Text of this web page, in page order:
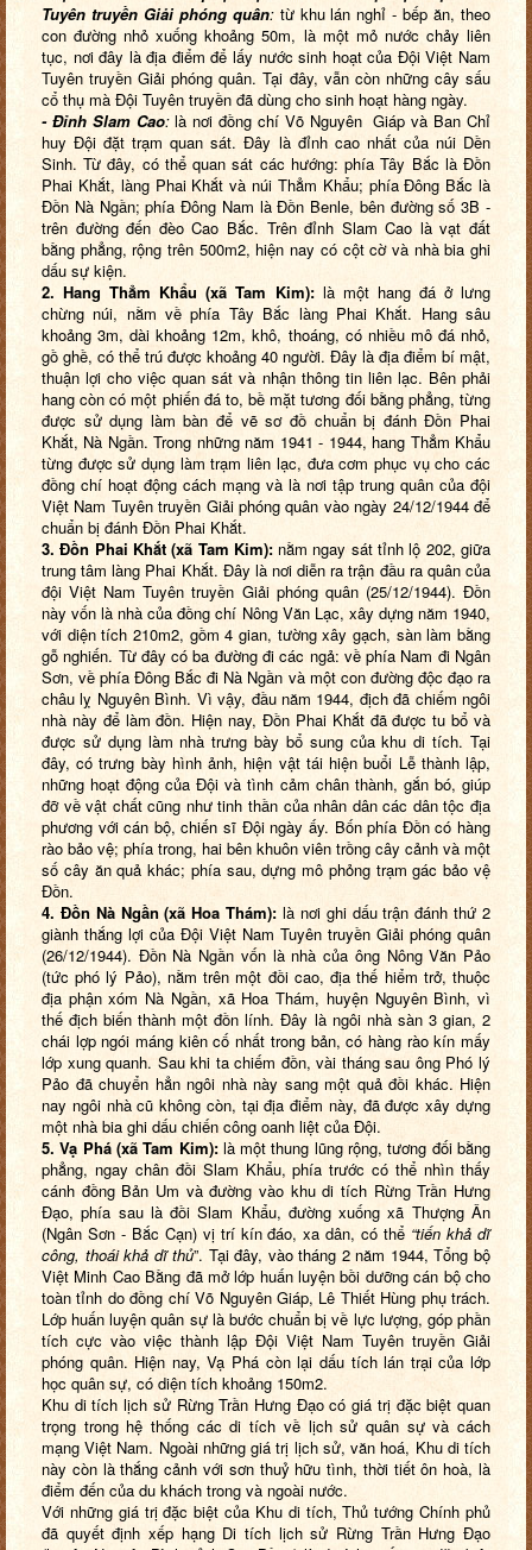
Tuyên truyền Giải phóng quân:từ khu lán nghỉ - bếp ăn, theo
con đường nhỏ xuống khoảng 50m, là một mỏ nước chảy liên
tục, nơi đây là địa điểm để lấy nước sinh hoạt của Đội Việt Nam
Tuyên truyền Giải phóng quân. Tại đây, vẫn còn những cây sấu
cổ thụ mà Đội Tuyên truyền đã dùng cho sinh hoạt hàng ngày.
- Đỉnh Slam Cao:là nơi đồng chí Võ Nguyên Giáp và Ban Chỉ
huy Đội đặt trạm quan sát. Đây là đỉnh cao nhất của núi Dền
Sinh. Từ đây, có thể quan sát các hướng: phía Tây Bắc là Đồn
Phai Khắt, làng Phai Khắt và núi Thẳm Khẩu; phía Đông Bắc là
Đồn Nà Ngần; phía Đông Nam là Đồn Benle, bên đường số 3B -
trên đường đến đèo Cao Bắc. Trên đỉnh Slam Cao là vạt đất
bằng phẳng, rộng trên 500m2, hiện nay có cột cờ và nhà bia ghi
dấu sự kiện.
2.Hang Thẳm Khẩu (xã Tam Kim): là một hang đá ở lưng
chừng núi, nằm về phía Tây Bắc làng Phai Khắt. Hang sâu
khoảng 3m, dài khoảng 12m, khô, thoáng, có nhiều mô đá nhỏ,
gồ ghề, có thể trú được khoảng 40 người. Đây là địa điểm bí mật,
thuận lợi cho việc quan sát và nhận thông tin liên lạc. Bên phải
hang còn có một phiến đá to, bề mặt tương đối bằng phẳng, từng
được sử dụng làm bàn để vẽ sơ đồ chuẩn bị đánh Đồn Phai
Khắt, Nà Ngần. Trong những năm 1941 - 1944, hang Thẳm Khẩu
từng được sử dụng làm trạm liên lạc, đưa cơm phục vụ cho các
đồng chí hoạt động cách mạng và là nơi tập trung quân của đội
Việt Nam Tuyên truyền Giải phóng quân vào ngày 24/12/1944 để
chuẩn bị đánh Đồn Phai Khắt.
3. Đồn Phai Khắt (xã Tam Kim):nằm ngay sát tỉnh lộ 202, giữa
trung tâm làng Phai Khắt. Đây là nơi diễn ra trận đầu ra quân của
đội Việt Nam Tuyên truyền Giải phóng quân (25/12/1944). Đồn
này vốn là nhà của đồng chí Nông Văn Lạc, xây dựng năm 1940,
với diện tích 210m2, gồm 4 gian, tường xây gạch, sàn làm bằng
gỗ nghiến. Từ đây có ba đường đi các ngả: về phía Nam đi Ngân
Sơn, về phía Đông Bắc đi Nà Ngần và một con đường độc đạo ra
châu lỵ Nguyên Bình. Vì vậy, đầu năm 1944, địch đã chiếm ngôi
nhà này để làm đồn. Hiện nay, Đồn Phai Khắt đã được tu bổ và
được sử dụng làm nhà trưng bày bổ sung của khu di tích. Tại
đây, có trưng bày hình ảnh, hiện vật tái hiện buổi Lễ thành lập,
những hoạt động của Đội và tình cảm chân thành, gắn bó, giúp
đỡ về vật chất cũng như tinh thần của nhân dân các dân tộc địa
phương với cán bộ, chiến sĩ Đội ngày ấy. Bốn phía Đồn có hàng
rào bảo vệ; phía trong, hai bên khuôn viên trồng cây cảnh và một
số cây ăn quả khác; phía sau, dựng mô phỏng trạm gác bảo vệ
Đồn.
4. Đồn Nà Ngần (xã Hoa Thám): là nơi ghi dấu trận đánh thứ 2
giành thắng lợi của Đội Việt Nam Tuyên truyền Giải phóng quân
(26/12/1944). Đồn Nà Ngần vốn là nhà của ông Nông Văn Pảo
(tức phó lý Pảo), nằm trên một đồi cao, địa thế hiểm trở, thuộc
địa phận xóm Nà Ngần, xã Hoa Thám, huyện Nguyên Bình, vì
thế địch biến thành một đồn lính. Đây là ngôi nhà sàn 3 gian, 2
chái lợp ngói máng kiên cố nhất trong bản, có hàng rào kín mấy
lớp xung quanh. Sau khi ta chiếm đồn, vài tháng sau ông Phó lý
Pảo đã chuyển hẳn ngôi nhà này sang một quả đồi khác. Hiện
nay ngôi nhà cũ không còn, tại địa điểm này, đã được xây dựng
một nhà bia ghi dấu chiến công oanh liệt của Đội.
5. Vạ Phá (xã Tam Kim): là một thung lũng rộng, tương đối bằng
phẳng, ngay chân đồi Slam Khẩu, phía trước có thể nhìn thấy
cánh đồng Bản Um và đường vào khu di tích Rừng Trần Hưng
Đạo, phía sau là đồi Slam Khẩu, đường xuống xã Thượng Ân
(Ngân Sơn - Bắc Cạn) vị trí kín đáo, xa dân, có thể “tiến khả dĩ
công, thoái khả dĩ thủ”. Tại đây, vào tháng 2 năm 1944, Tổng bộ
Việt Minh Cao Bằng đã mở lớp huấn luyện bồi dưỡng cán bộ cho
toàn tỉnh do đồng chí Võ Nguyên Giáp, Lê Thiết Hùng phụ trách.
Lớp huấn luyện quân sự là bước chuẩn bị về lực lượng, góp phần
tích cực vào việc thành lập Đội Việt Nam Tuyên truyền Giải
phóng quân. Hiện nay, Vạ Phá còn lại dấu tích lán trại của lớp
học quân sự, có diện tích khoảng 150m2.
Khu di tích lịch sử Rừng Trần Hưng Đạo có giá trị đặc biệt quan
trọng trong hệ thống các di tích về lịch sử quân sự và cách
mạng Việt Nam. Ngoài những giá trị lịch sử, văn hoá, Khu di tích
này còn là thắng cảnh với sơn thuỷ hữu tình, thời tiết ôn hoà, là
điểm đến của du khách trong và ngoài nước.
Với những giá trị đặc biệt của Khu di tích, Thủ tướng Chính phủ
đã quyết định xếp hạng Di tích lịch sử Rừng Trần Hưng Đạo